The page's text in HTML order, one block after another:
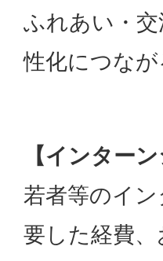
ふれあい・
性化につな
【インター
若者等のイ
要した経費